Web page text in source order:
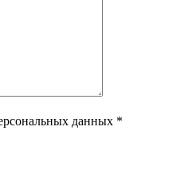
данных *